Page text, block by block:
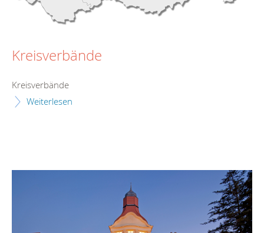
Kreisverbände
Kreisverbände
Weiterlesen